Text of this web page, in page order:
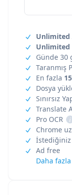
Unlimited
Unlimited
Günde 30
Taranmış
En fazla
Dosya
Sınırsız
Translate
Pro OCR
i
Chrome
Ad free
Daha